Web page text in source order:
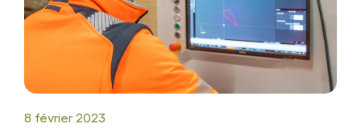
8 février 2023